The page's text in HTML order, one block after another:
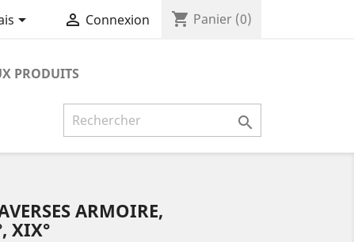
  Connexion shopping_cart Panier (0)
PRODUITS

ARMOIRE,
XIX°